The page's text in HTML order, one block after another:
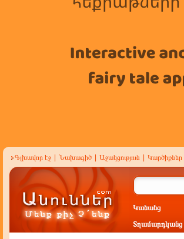
Գլխավոր էջ Նախագիծ Աջակցություն Կարծիքներ
Կանանց
Տղամարդկանց